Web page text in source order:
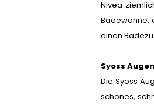
Nivea
Badewanne,
einen
Syoss
Die Syoss
schönes,